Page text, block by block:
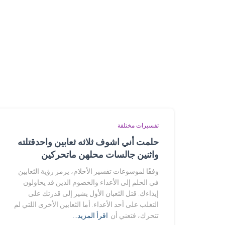
تفسيرات مختلفة
حلمت أني اشوف ثلاثه ثعابين واحدقتلته
واثنين جالسات محلهن ماتحركين
وفقًا لموسوعات تفسير الأحلام، يرمز رؤية الثعابين
في الحلم إلى الأعداء والخصوم الذين قد يحاولون
إيذاءك. قتل الثعبان الأول يشير إلى قدرتك على
التغلب على أحد الأعداء. أما الثعابين الأخرى اللتي لم
تتحرك، فتعني أن اقرأ المزيد…